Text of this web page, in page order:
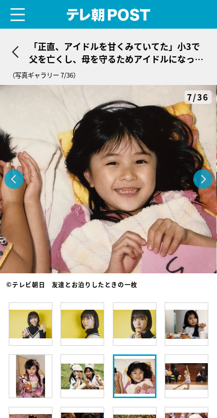
「正直、アイドルを甘くみていてた」小3で
父を亡くし、母を守るためアイドルになった
16歳少女＜中村守里＞
（写真ギャラリー 7/36）
7/36
©テレビ朝日 友達とお泊りしたときの一枚